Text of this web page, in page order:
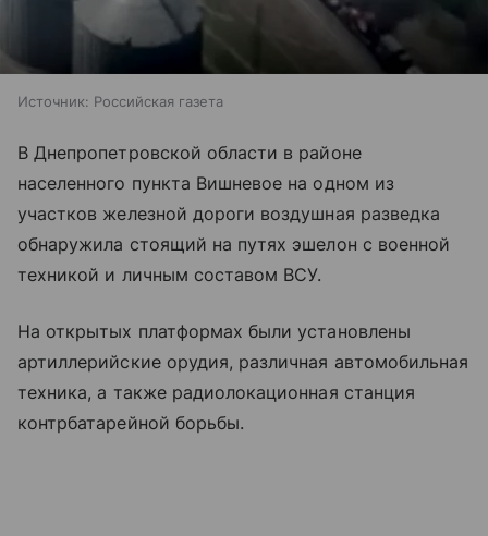
Источник: Российская газета
В Днепропетровской области в районе
населенного пункта Вишневое на одном из
участков железной дороги воздушная разведка
обнаружила стоящий на путях эшелон с военной
техникой и личным составом ВСУ.
На открытых платформах были установлены
артиллерийские орудия, различная автомобильная
техника, а также радиолокационная станция
контрбатарейной борьбы.